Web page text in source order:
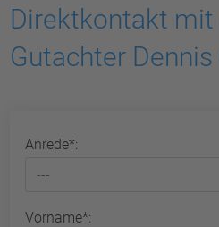
Direktkontakt mit
Gutachter Dennis
Anrede*:
Vorname*: